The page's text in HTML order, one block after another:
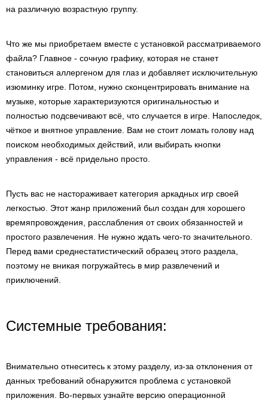
на различную возрастную группу.
Что же мы приобретаем вместе с установкой рассматриваемого
файла? Главное - сочную графику, которая не станет
становиться аллергеном для глаз и добавляет исключительную
изюминку игре. Потом, нужно сконцентрировать внимание на
музыке, которые характеризуются оригинальностью и
полностью подсвечивают всё, что случается в игре. Напоследок,
чёткое и внятное управление. Вам не стоит ломать голову над
поиском необходимых действий, или выбирать кнопки
управления - всё придельно просто.
Пусть вас не настораживает категория аркадных игр своей
легкостью. Этот жанр приложений был создан для хорошего
времяпровождения, расслабления от своих обязанностей и
простого развлечения. Не нужно ждать чего-то значительного.
Перед вами среднестатистический образец этого раздела,
поэтому не вникая погружайтесь в мир развлечений и
приключений.
Системные требования:
Внимательно отнеситесь к этому разделу, из-за отклонения от
данных требований обнаружится проблема с установкой
приложения. Во-первых узнайте версию операционной